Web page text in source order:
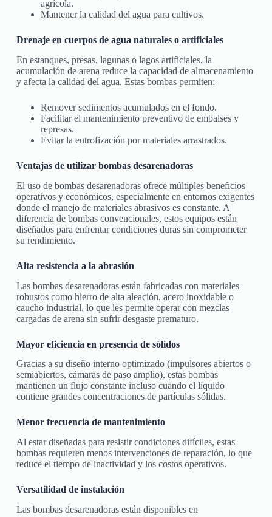
agrícola.
Mantener la calidad del agua para cultivos.
Drenaje en cuerpos de agua naturales o artificiales
En estanques, presas, lagunas o lagos artificiales, la
acumulación de arena reduce la capacidad de almacenamiento
y afecta la calidad del agua. Estas bombas permiten:
Remover sedimentos acumulados en el fondo.
Facilitar el mantenimiento preventivo de embalses y
represas.
Evitar la eutrofización por materiales arrastrados.
Ventajas de utilizar bombas desarenadoras
El uso de bombas desarenadoras ofrece múltiples beneficios
operativos y económicos, especialmente en entornos exigentes
donde el manejo de materiales abrasivos es constante. A
diferencia de bombas convencionales, estos equipos están
diseñados para enfrentar condiciones duras sin comprometer
su rendimiento.
Alta resistencia a la abrasión
Las bombas desarenadoras están fabricadas con materiales
robustos como hierro de alta aleación, acero inoxidable o
caucho industrial, lo que les permite operar con mezclas
cargadas de arena sin sufrir desgaste prematuro.
Mayor eficiencia en presencia de sólidos
Gracias a su diseño interno optimizado (impulsores abiertos o
semiabiertos, cámaras de paso amplio), estas bombas
mantienen un flujo constante incluso cuando el líquido
contiene grandes concentraciones de partículas sólidas.
Menor frecuencia de mantenimiento
Al estar diseñadas para resistir condiciones difíciles, estas
bombas requieren menos intervenciones de reparación, lo que
reduce el tiempo de inactividad y los costos operativos.
Versatilidad de instalación
Las bombas desarenadoras están disponibles en